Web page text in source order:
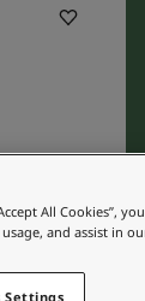
All Cookies”,
usage, and assist in
Settings